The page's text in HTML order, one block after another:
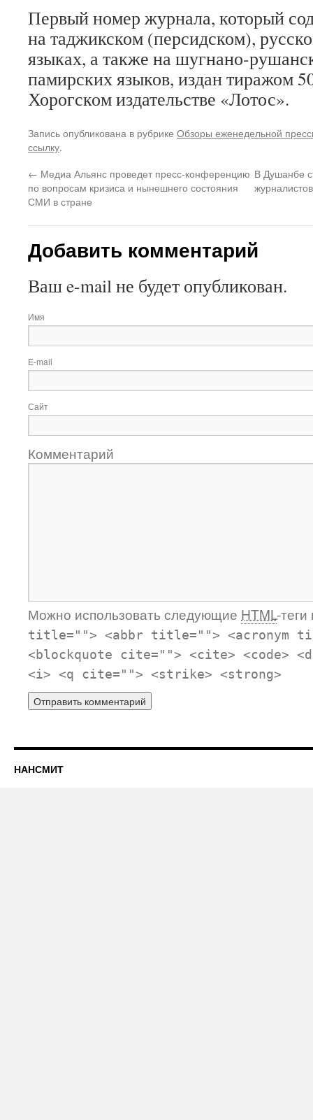
Первый номер журнала, который
на таджикском (персидском),
языках, а также на шугнано-
памирских языков, издан тиражом
Хорогском издательстве «Лотос».
Запись опубликована в рубрике Обзоры еженедельной
ссылку.
← Медиа Альянс проведет пресс-конференцию
по вопросам кризиса и нынешнего состояния
СМИ в стране
В Душанбе
Добавить комментарий
Ваш e-mail не будет опубликован.
Имя
E-mail
Сайт
Комментарий
Можно использовать следующие HTML-
title=""> <abbr title=""> <acronym
<blockquote cite=""> <cite> <code>
<i> <q cite=""> <strike> <strong>
НАНСМИТ